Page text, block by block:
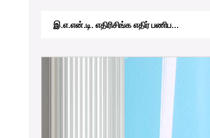
இ.எ.என்.டி. எதிரிசிங்க எதிர் பணிப...